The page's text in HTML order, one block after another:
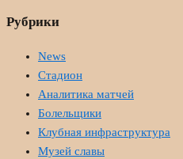
Рубрики
News
Стадион
Аналитика матчей
Болельщики
Клубная инфраструктура
Музей славы